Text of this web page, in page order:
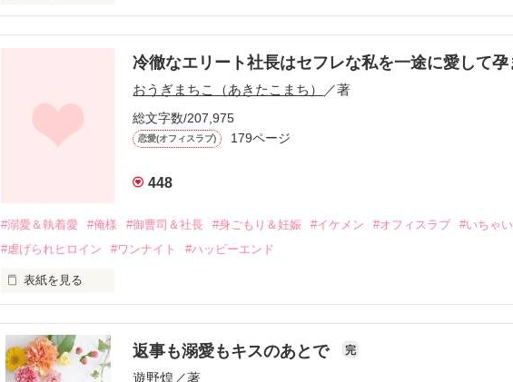
しかし、ある出来事をきっかけに二人の関係は壊れてしまう。
関係修復もできないまま、美桜は両親の離婚によって
引っ越すことになり、哲平とも離れ離れになった。
そして、ひょんなことから
酔った勢いで一夜を共にしてしまった。
さらに、美桜が初めてだと知った哲平は
『責任をとる、結婚しよう』と真っ直ぐに告げてきた。
甘やかしてくる。
そんなある日、哲平は美桜がストーカー被害に
冷徹なエリート社長はセフレな私を一途に愛して孕
おうぎまちこ（あきたこまち） ／著
総文字数/207,975
恋愛(オフィスラブ) 179ページ
448
#溺愛＆執着愛 #俺様 #御曹司＆社長 #身ごもり＆妊娠 #イケメン #オフィスラブ
#いちゃ
#虐げられヒロイン
#ワンナイト #ハッピーエンド
表紙を見る
ろ、日本人美青年と出会い、酒の勢いもあり一夜限りの関係となる。
帰国後、美桜は新しい職場でワンナイトした美青年と再会。なんと彼の正体は、とあ
も関わらず、一族を離れて起業した新進気鋭の実業家、社内でも冷徹だと評判な社長
返事も溺愛もキスのあとで 完
遊野煌 ／著